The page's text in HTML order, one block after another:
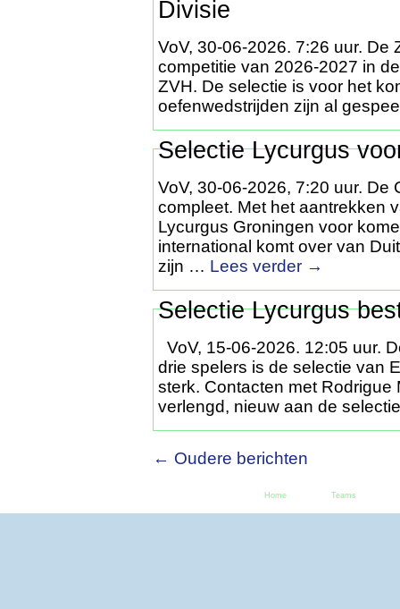
Divisie
VoV, 30-06-2026. 7:26 uur.
competitie van 2026-2027 in
ZVH. De selectie is voor het
oefenwedstrijden zijn al
Selectie Lycurgus
VoV, 30-06-2026, 7:20 uur.
compleet. Met het aantrekken
Lycurgus Groningen voor
international komt over van
zijn … Lees verder →
Selectie Lycurgus
VoV, 15-06-2026. 12:05 uur.
drie spelers is de selectie van
sterk. Contacten met
verlengd, nieuw aan de
← Oudere berichten
Home Teams